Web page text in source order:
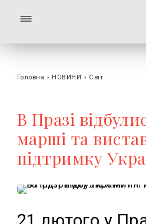
Головна › НОВИНИ › Світ
В Празі
марші та
підтримку